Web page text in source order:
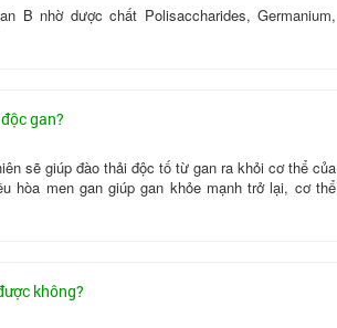
B nhờ dược chất Polisaccharides, Germanium,
gan?
sẽ giúp đào thải độc tố từ gan ra khỏi cơ thể của
hòa men gan giúp gan khỏe mạnh trở lại, cơ thể
không?